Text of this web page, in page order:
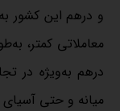
و درهم این کشور
معاملاتی کمتر،
درهم به‌ویژه در
میانه و حتی